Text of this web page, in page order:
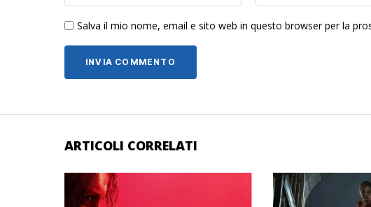
Salva il mio nome, email e sito web in questo browser per la
ARTICOLI CORRELATI